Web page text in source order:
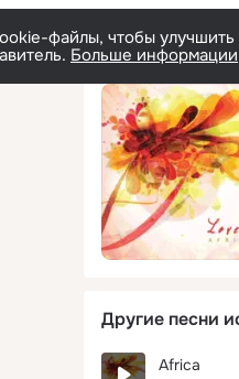
файлы, чтобы
Больше информации
Другие песни
Africa